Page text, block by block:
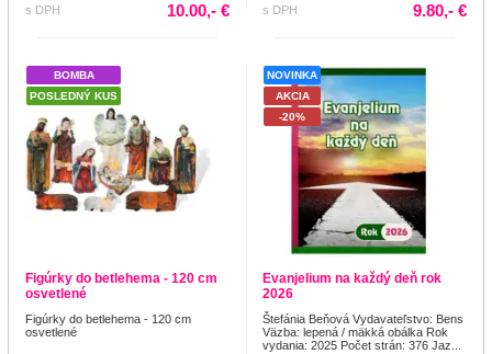
s DPH
10.00,- € s DPH 9.80,- €
BOMBA
POSLEDNÝ KUS
Figúrky do betlehema - 120 cm
osvetlené
Figúrky do betlehema - 120 cm
osvetlené
NOVINKA
AKCIA
-20%
Evanjelium na každý deň rok
2026
Štefánia Beňová Vydavateľstvo: Bens
Väzba: lepená / mäkká obálka Rok
vydania: 2025 Počet strán: 376 Jaz...